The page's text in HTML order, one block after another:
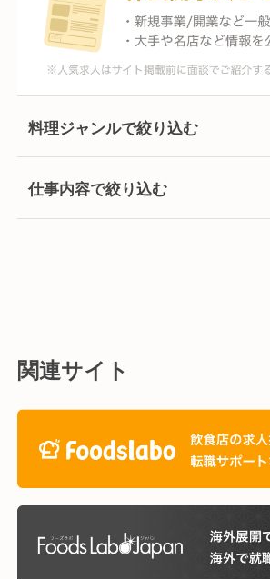
料理ジャンルで絞り込む
仕事内容で絞り込む
関連サイト